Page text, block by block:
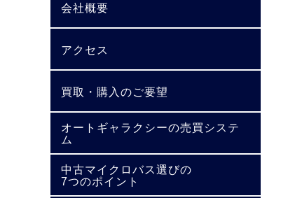
会社概要
アクセス
買取・購入のご要望
オートギャラクシーの売買システ
ム
中古マイクロバス選びの
7つのポイント